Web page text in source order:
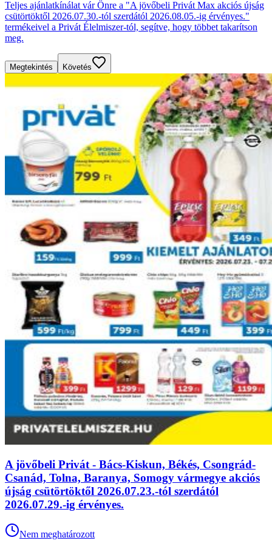
Teljes ajánlatkínálat vár Önre a "A jövőbeli Privát Max akciós újság
csütörtöktől 2026.07.30.-tól szerdától 2026.08.05.-ig érvényes."
termékeivel a Privát Élelmiszer-tól, segítve, hogy többet takarítson
meg.
Megtekintés Követés
A jövőbeli Privát - Bács-Kiskun, Békés, Csongrád-
Csanád, Tolna, Baranya, Somogy vármegye akciós
újság csütörtöktől 2026.07.23.-tól szerdától
2026.07.29.-ig érvényes.
Nem meghatározott